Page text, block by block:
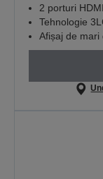
2 porturi HDMI
Tehnologie
Afișaj de mari